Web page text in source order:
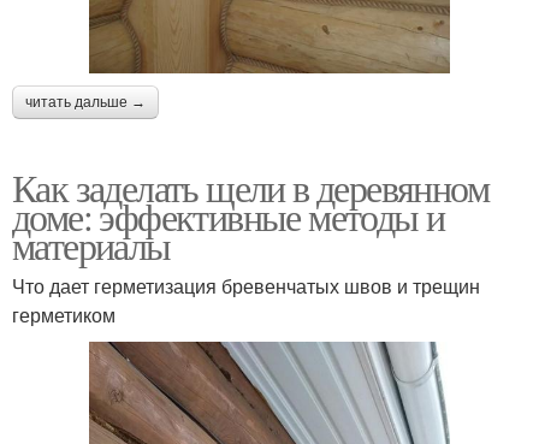
читать дальше →
Как заделать щели в деревянном
доме: эффективные методы и
материалы
Что дает герметизация бревенчатых швов и трещин
герметиком